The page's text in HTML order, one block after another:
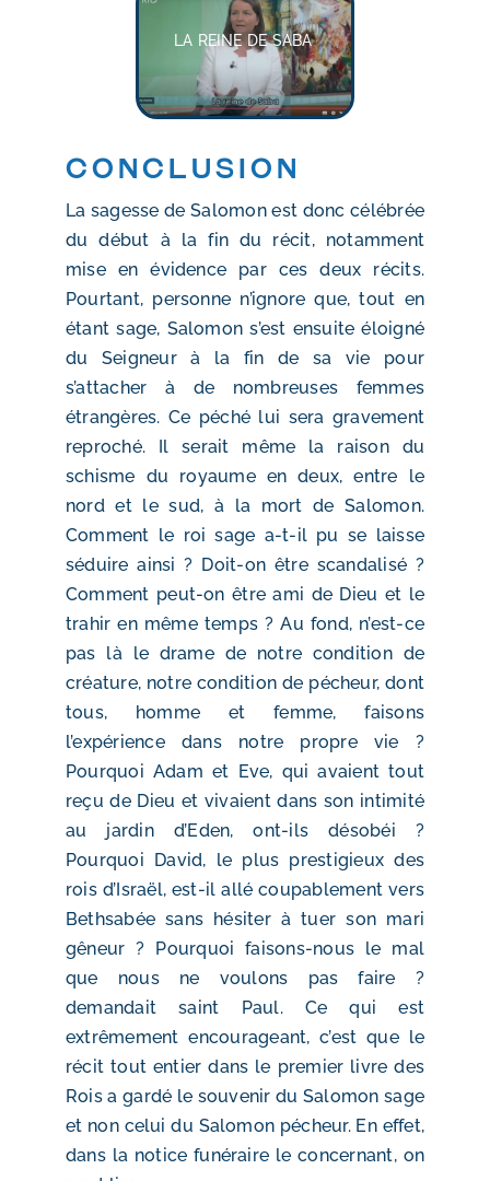
LA REINE DE SABA
Conclusion
La sagesse de Salomon est donc célébrée
du début à la fin du récit, notamment
mise en évidence par ces deux récits.
Pourtant, personne n’ignore que, tout en
étant sage, Salomon s’est ensuite éloigné
du Seigneur à la fin de sa vie pour
s’attacher à de nombreuses femmes
étrangères. Ce péché lui sera gravement
reproché. Il serait même la raison du
schisme du royaume en deux, entre le
nord et le sud, à la mort de Salomon.
Comment le roi sage a-t-il pu se laisse
séduire ainsi ? Doit-on être scandalisé ?
Comment peut-on être ami de Dieu et le
trahir en même temps ? Au fond, n’est-ce
pas là le drame de notre condition de
créature, notre condition de pécheur, dont
tous, homme et femme, faisons
l’expérience dans notre propre vie ?
Pourquoi Adam et Eve, qui avaient tout
reçu de Dieu et vivaient dans son intimité
au jardin d’Eden, ont-ils désobéi ?
Pourquoi David, le plus prestigieux des
rois d’Israël, est-il allé coupablement vers
Bethsabée sans hésiter à tuer son mari
gêneur ? Pourquoi faisons-nous le mal
que nous ne voulons pas faire ?
demandait saint Paul. Ce qui est
extrêmement encourageant, c’est que le
récit tout entier dans le premier livre des
Rois a gardé le souvenir du Salomon sage
et non celui du Salomon pécheur. En effet,
dans la notice funéraire le concernant, on